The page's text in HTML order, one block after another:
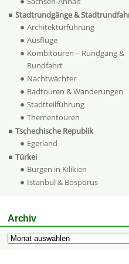
Stadtrundgänge &
Architekturführung
Ausflüge
Kombitouren – Rundgang &
Rundfahrt
Nachtwächter
Radtouren & Wanderungen
Stadtteilführung
Thementouren
Tschechische Republik
Egerland
Türkei
Burgen in Kilikien
Istanbul & Bosporus
Archiv
Archiv